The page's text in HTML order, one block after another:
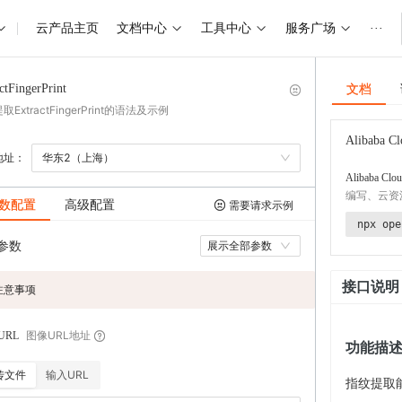
云产品主页 文档中心 工具中心 服务广场 ···
取ExtractFingerPrint的语法及示例
： 华东2（上海）
配置 高级配置 需要请求示例
数 展示全部参数
意事项
图像URL地址
文件 输入URL
文档
Alibaba
Alibaba
编写、云
npx
接口说明
功能描述
指纹提取